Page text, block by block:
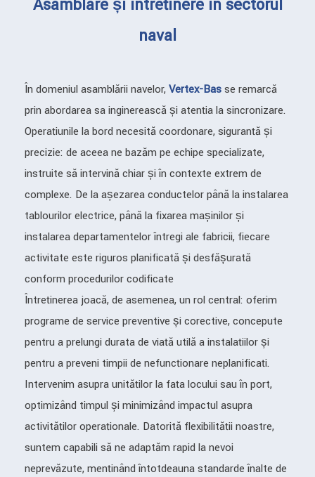
Asamblare și întreținere în sectorul
naval
În domeniul asamblării navelor,Vertex-Basse remarcă
prin abordarea sa inginerească și atenția la sincronizare.
Operațiunile la bord necesită coordonare, siguranță și
precizie: de aceea ne bazăm pe echipe specializate,
instruite să intervină chiar și în contexte extrem de
complexe. De la așezarea conductelor până la instalarea
tablourilor electrice, până la fixarea mașinilor și
instalarea departamentelor întregi ale fabricii, fiecare
activitate este riguros planificată și desfășurată
conform procedurilor codificate
Întreținerea joacă, de asemenea, un rol central: oferim
programe de service preventive și corective, concepute
pentru a prelungi durata de viață utilă a instalațiilor și
pentru a preveni timpii de nefuncționare neplanificați.
Intervenim asupra unităților la fața locului sau în port,
optimizând timpul și minimizând impactul asupra
activităților operaționale. Datorită flexibilității noastre,
suntem capabili să ne adaptăm rapid la nevoi
neprevăzute, menținând întotdeauna standarde înalte de